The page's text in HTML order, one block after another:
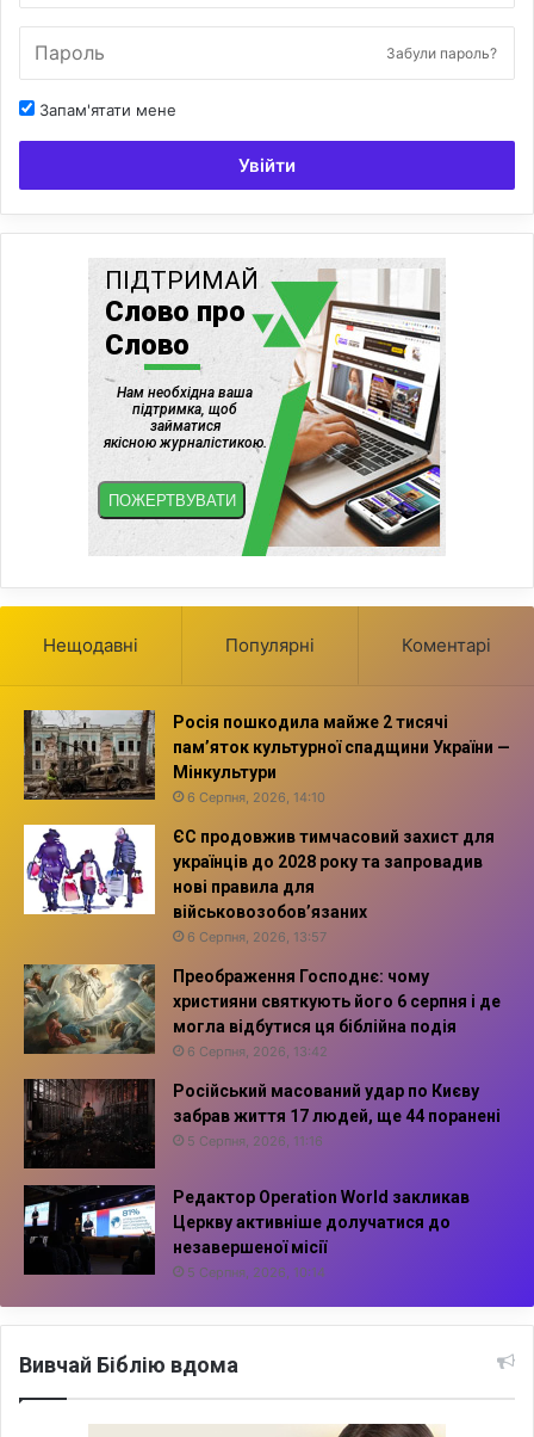
Забули пароль?
Запам'ятати мене
Увійти
Нещодавні Популярні Коментарі
Росія пошкодила майже 2 тисячі
пам’яток культурної спадщини України —
Мінкультури
6 Серпня, 2026, 14:10
ЄС продовжив тимчасовий захист для
українців до 2028 року та запровадив
нові правила для
військовозобов’язаних
6 Серпня, 2026, 13:57
Преображення Господнє: чому
християни святкують його 6 серпня і де
могла відбутися ця біблійна подія
6 Серпня, 2026, 13:42
Російський масований удар по Києву
забрав життя 17 людей, ще 44 поранені
5 Серпня, 2026, 11:16
Редактор Operation World закликав
Церкву активніше долучатися до
незавершеної місії
5 Серпня, 2026, 10:14
Вивчай Біблію вдома